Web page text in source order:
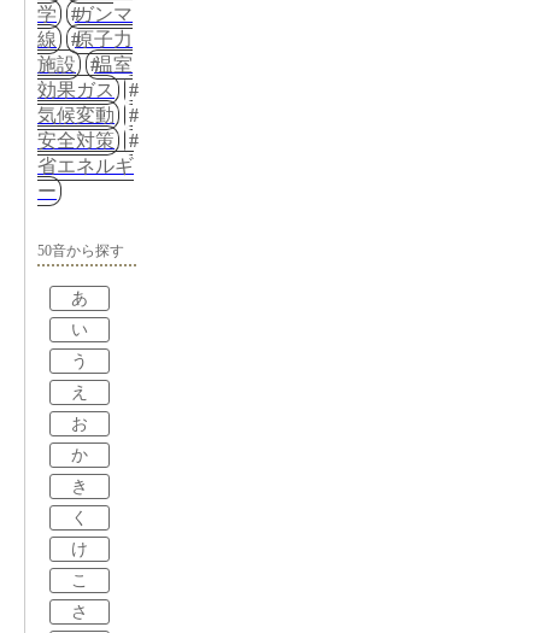
学
ガンマ
線
原子力
施設
温室
効果ガス
気候変動
安全対策
省エネルギ
ー
50音から探す
あ
い
う
え
お
か
き
く
け
こ
さ